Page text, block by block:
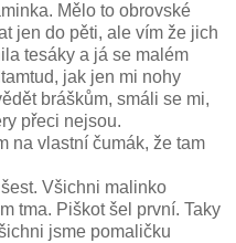
Mělo to obrovské
jen do pěti, ale vím že jich
tesáky a já se malém
jak jen mi nohy
bráškům, smáli se mi,
přeci nejsou.
na vlastní čumák, že tam
Všichni malinko
tma. Piškot šel první. Taky
jsme pomaličku